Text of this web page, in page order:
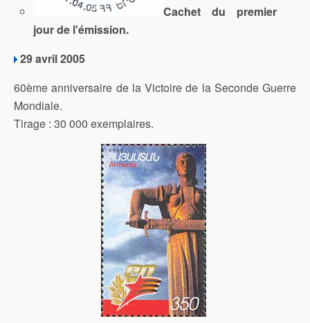
Cachet du premier
jour de l'émission.
29 avril 2005
60ème anniversaire de la Victoire de la Seconde Guerre
Mondiale.
Tirage : 30 000 exemplaires.